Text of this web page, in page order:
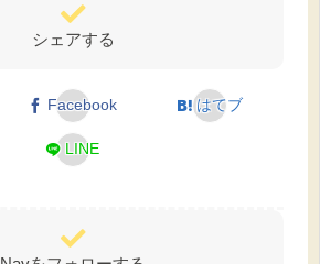
シェアする
Facebook はてブ
LINE